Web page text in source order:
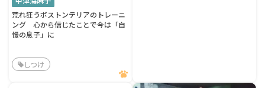
荒れ狂うボストンテリアのトレーニ
ング 心から信じたことで今は「自
慢の息子」に
しつけ